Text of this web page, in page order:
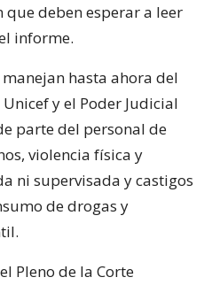
deben esperar a leer
informe.
hasta ahora del
y el Poder Judicial
parte del personal de
violencia física y
ni supervisada y castigos
de drogas y
Pleno de la Corte